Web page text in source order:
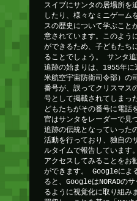
スイブにサンタの居場所を
したり、様々なミニゲーム
スの歴史について学ぶこと
意されています。このよう
ができるため、子どもたち
ることでしょう。 サンタ
追跡の始まりは、1955年に
米航空宇宙防衛司令部）の
番号が、誤ってクリスマス
号として掲載されてしまっ
どもたちがその番号に電話
官はサンタをレーダーで見
追跡の伝統となっていった
活動を行っており、独自の
ルタイムで報告しています
アクセスしてみることをお
ができます。 Googleによ
ると、GoogleはNORADの
るように視覚化に取り組